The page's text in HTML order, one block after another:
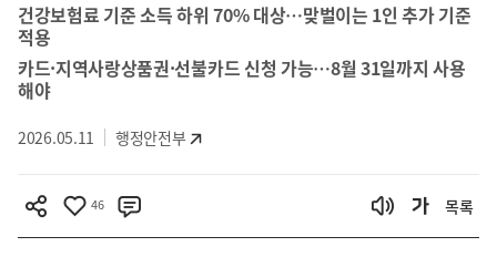
건강보험료 기준 소득 하위 70% 대상…맞벌이는 1인 추가 기준
적용
카드·지역사랑상품권·선불카드 신청 가능…8월 31일까지 사용
해야
2026.05.11 행정안전부
46 목록